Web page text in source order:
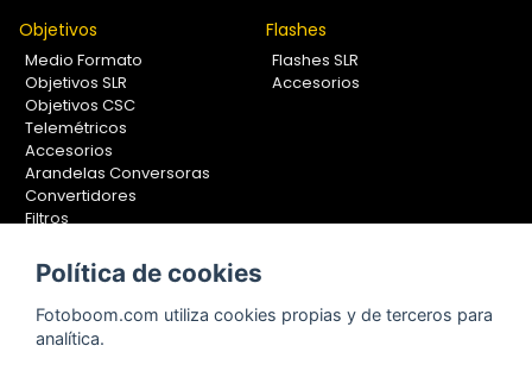
Objetivos
Medio Formato
Objetivos SLR
Objetivos CSC
Telemétricos
Accesorios
Arandelas Conversoras
Convertidores
Filtros
Calibradores
Flashes
Flashes SLR
Accesorios
Soportes Fotografía
Monopiés
Política de cookies
Fotoboom.com utiliza cookies propias y de terceros para
analítica.